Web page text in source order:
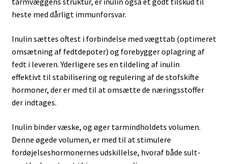
heste med dårligt immunforsvar.
Inulin sættes oftest i forbindelse med vægttab (optimeret
omsætning af fedtdepoter) og forebygger oplagring af
fedt i leveren. Yderligere ses en tildeling af inulin
effektivt til stabilisering og regulering af de stofskifte
hormoner, der er med til at omsætte de næringsstoffer
der indtages.
Inulin binder væske, og øger tarmindholdets volumen.
Denne øgede volumen, er med til at stimulere
fordøjelseshormonernes udskillelse, hvoraf både sult-